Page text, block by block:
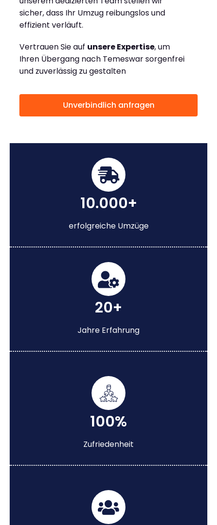
sicher, dass Ihr Umzug reibungslos und
effizient verläuft.
Vertrauen Sie auf unsere Expertise, um
Ihren Übergang nach Temeswar sorgenfrei
und zuverlässig zu gestalten
Unverbindlich anfragen
10.000+
erfolgreiche Umzüge
20+
Jahre Erfahrung
100%
Zufriedenheit